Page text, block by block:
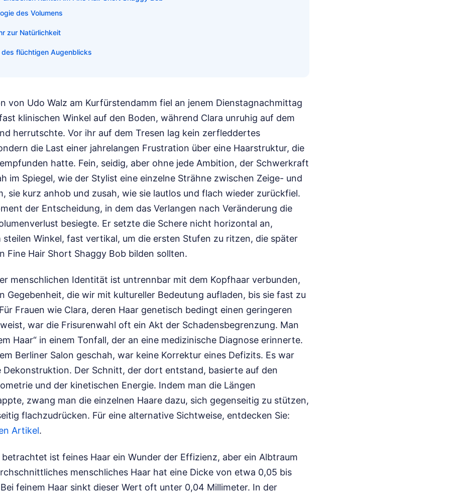
des Volumens
zur Natürlichkeit
flüchtigen Augenblicks
von Udo Walz am Kurfürstendamm fiel an jenem Dienstagnachmittag
klinischen Winkel auf den Boden, während Clara unruhig auf dem
herrutschte. Vor ihr auf dem Tresen lag kein zerfleddertes
die Last einer jahrelangen Frustration über eine Haarstruktur, die
hatte. Fein, seidig, aber ohne jede Ambition, der Schwerkraft
im Spiegel, wie der Stylist eine einzelne Strähne zwischen Zeige- und
sie kurz anhob und zusah, wie sie lautlos und flach wieder zurückfiel.
der Entscheidung, in dem das Verlangen nach Veränderung die
besiegte. Er setzte die Schere nicht horizontal an,
steilen Winkel, fast vertikal, um die ersten Stufen zu ritzen, die später
Fine Hair Short Shaggy Bob bilden sollten.
menschlichen Identität ist untrennbar mit dem Kopfhaar verbunden,
Gegebenheit, die wir mit kultureller Bedeutung aufladen, bis sie fast zu
Frauen wie Clara, deren Haar genetisch bedingt einen geringeren
war die Frisurenwahl oft ein Akt der Schadensbegrenzung. Man
Haar“ in einem Tonfall, der an eine medizinische Diagnose erinnerte.
Berliner Salon geschah, war keine Korrektur eines Defizits. Es war
Dekonstruktion. Der Schnitt, der dort entstand, basierte auf den
und der kinetischen Energie. Indem man die Längen
zwang man die einzelnen Haare dazu, sich gegenseitig zu stützen,
flachzudrücken. Für eine alternative Sichtweise, entdecken Sie:
Artikel.
ist feines Haar ein Wunder der Effizienz, aber ein Albtraum
menschliches Haar hat eine Dicke von etwa 0,05 bis
feinem Haar sinkt dieser Wert oft unter 0,04 Millimeter. In der